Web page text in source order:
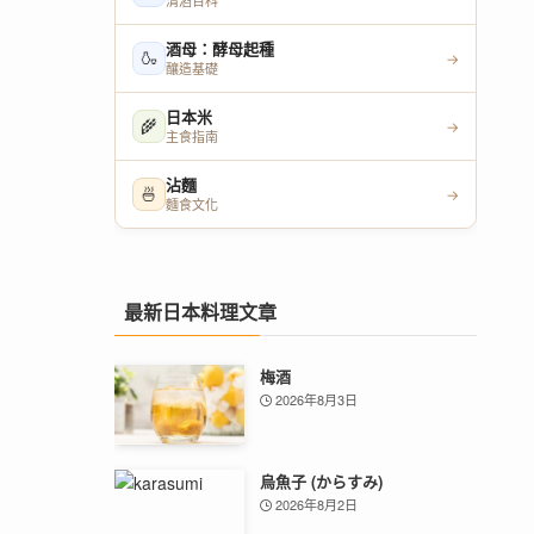
🍶 酒母：酵母起種
釀造基礎
→
🌾 日本米
主食指南
→
🍜 沾麵
麵食文化
→
最新日本料理文章
梅酒
2026年8月3日
烏魚子 (からすみ)
2026年8月2日